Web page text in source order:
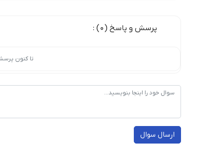
پرسش و پاسخ (0) :
تا کنون
ارسال سوال